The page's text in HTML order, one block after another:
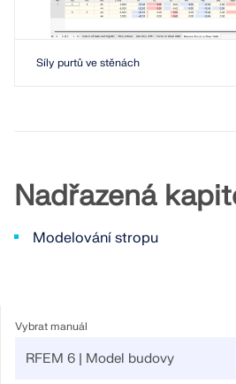
Vybrat manuál
Síly purtů ve stěnách
Nadřazená
Modelování stropu